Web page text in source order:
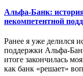
Альфа-Банк:
некомпетентной
Ранее я уже делился
поддержки Альфа-
итоге закончилась
как банк «решает»